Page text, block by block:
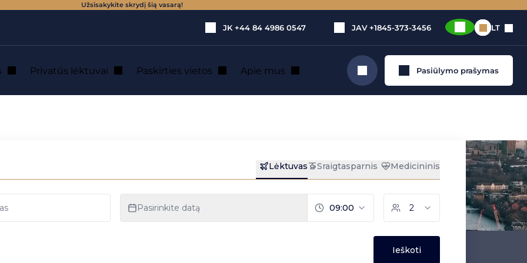
Užsisakykite skrydį šią vasarą!
JK +44 84 4986 0547 JAV +1845-373-3456 LT
Privatūs lėktuvai Paskirties vietos Apie mus Ieškoti Pasiūlymo prašymas